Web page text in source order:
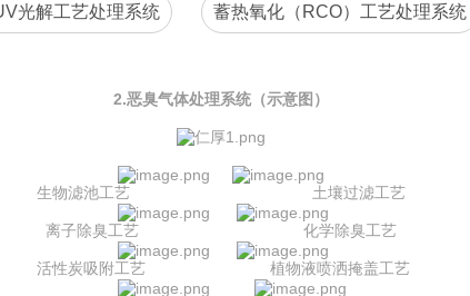
光解工艺处理系统 蓄热氧化（RCO）工艺处理系统
2.恶臭气体处理系统（示意图）
生物滤池工艺 土壤过滤工艺
离子除臭工艺 化学除臭工艺
活性炭吸附工艺 植物液喷洒掩盖工艺